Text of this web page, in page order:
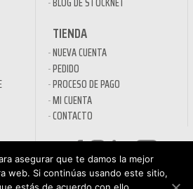
TIENDA
NUEVA CUENTA
PEDIDO
PROCESO DE PAGO
MI CUENTA
CONTACTO
asegurar que te damos la mejor
web. Si continúas usando este sitio,